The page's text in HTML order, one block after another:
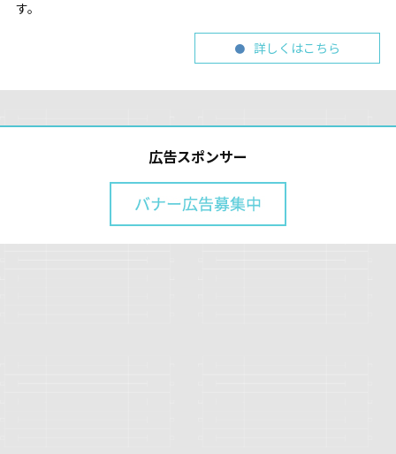
す。
詳しくはこちら
広告スポンサー